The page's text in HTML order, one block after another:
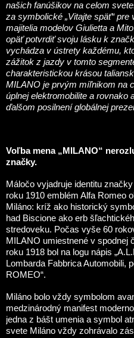
našich fanúšikov na celom
za symbolické „Vitajte späť“
majitelia modelov Giulietta a
opäť potvrdiť svoju lásku k
vychádza v ústrety každému,
zážitok z jazdy v tomto
charakteristickou krásou
MILANO je prvým míľnikom na
úplnej elektromobilite a rovnako
ďalšom posilnení globálnej
Voľba mena „MILANO“
značky.
Máločo vyjadruje identitu
roku 1910 emblém Alfa Romeo
Miláno: kríž ako historický
had Biscione ako erb
stredoveku. Počas vyše 60
MILANO umiestnené v spodnej
roku 1918 bol na logu nápis
Lombarda Fabbrica Automobili,
ROMEO“.
Miláno bolo vždy symbolom
medzinárodný manifest
jedna z bášt umenia a symbol
svete Miláno vždy zohrávalo